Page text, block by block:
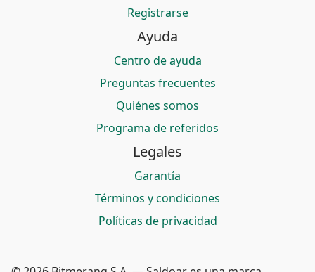
Registrarse
Ayuda
Centro de ayuda
Preguntas frecuentes
Quiénes somos
Programa de referidos
Legales
Garantía
Términos y condiciones
Políticas de privacidad